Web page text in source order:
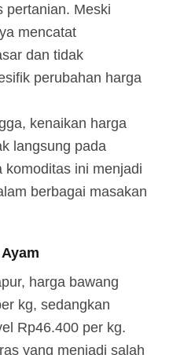
pertanian. Meski
mencatat
dan tidak
perubahan harga
kenaikan harga
langsung pada
komoditas ini menjadi
berbagai masakan
harga bawang
kg, sedangkan
Rp46.400 per kg.
yang menjadi salah